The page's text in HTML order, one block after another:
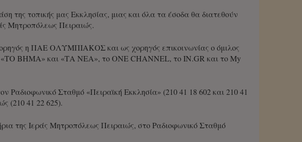
της τοπικής μας Εκκλησίας, μιας και όλα τα έσοδα θα διατεθούν
Μητροπόλεως Πειραιώς.
η ΠΑΕ ΟΛΥΜΠΙΑΚΟΣ και ως χορηγός επικοινωνίας ο όμιλος
«ΤΟ ΒΗΜΑ» και «ΤΑ ΝΕΑ», το ONE CHANNEL, το IN.GR και το My
Ραδιοφωνικό Σταθμό «Πειραϊκή Εκκλησία» (210 41 18 602 και 210 41
(210 41 22 625).
της Ιεράς Μητροπόλεως Πειραιώς, στο Ραδιοφωνικό Σταθμό